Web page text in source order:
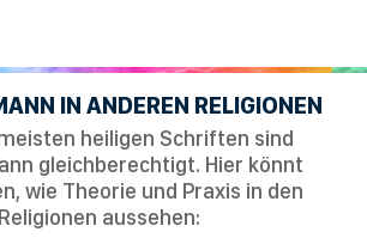
IN ANDEREN RELIGIONEN
heiligen Schriften sind
gleichberechtigt. Hier könnt
wie Theorie und Praxis in den
Religionen aussehen: